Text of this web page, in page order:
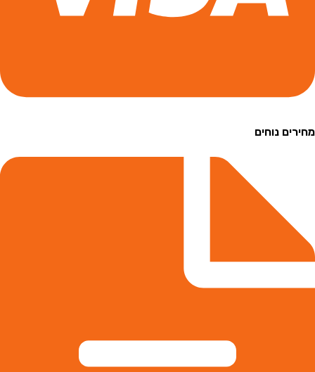
נוחים